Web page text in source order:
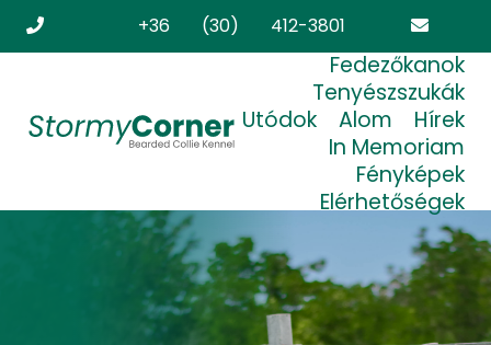
+36 (30) 412-3801
stormycorner.bearded@freemail.huFedezőkanok
Tenyészszukák
Utódok
Alom
Hírek
In Memoriam
Fényképek
Elérhetőségek